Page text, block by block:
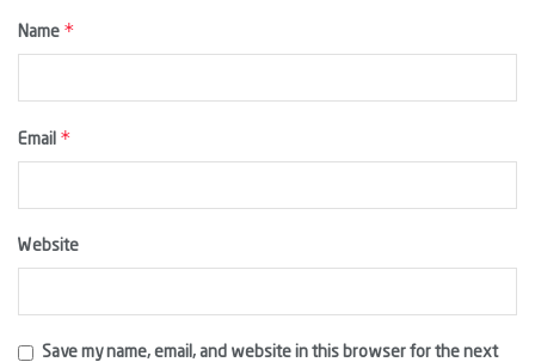
Name *
Email *
Website
Save my name, email, and website in this browser for the next